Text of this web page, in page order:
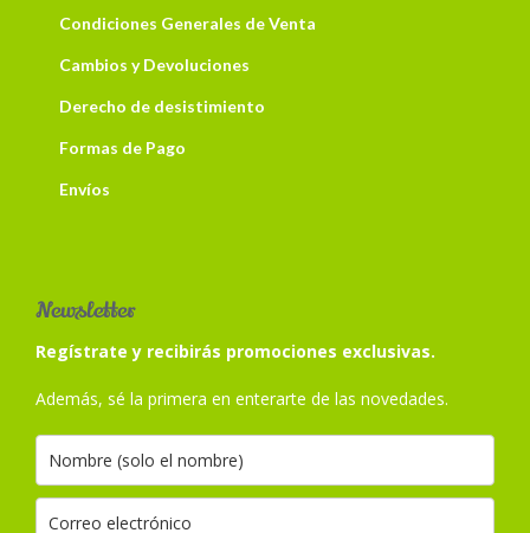
Condiciones Generales de Venta
Cambios y Devoluciones
Derecho de desistimiento
Formas de Pago
Envíos
Newsletter
Regístrate y recibirás promociones exclusivas.
Además, sé la primera en enterarte de las novedades.